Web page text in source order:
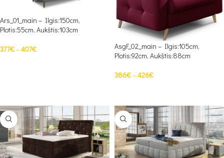
Ars_01_main – Ilgis:150cm,
Plotis:55cm, Aukštis:103cm
377€–407€
AsgF_02_main – Ilgis:105cm,
Plotis:92cm, Aukštis:88cm
386€–426€